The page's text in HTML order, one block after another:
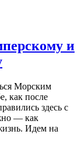
и
Морским
как после
здесь с
— как
Идем на